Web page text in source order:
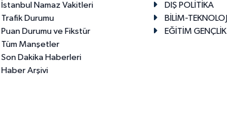
İstanbul Namaz Vakitleri
Trafik Durumu
Puan Durumu ve Fikstür
Tüm Manşetler
Son Dakika Haberleri
Haber Arşivi
DIŞ POLİTİKA
BİLİM-TEKNOLOJİ
EĞİTİM GENÇLİK